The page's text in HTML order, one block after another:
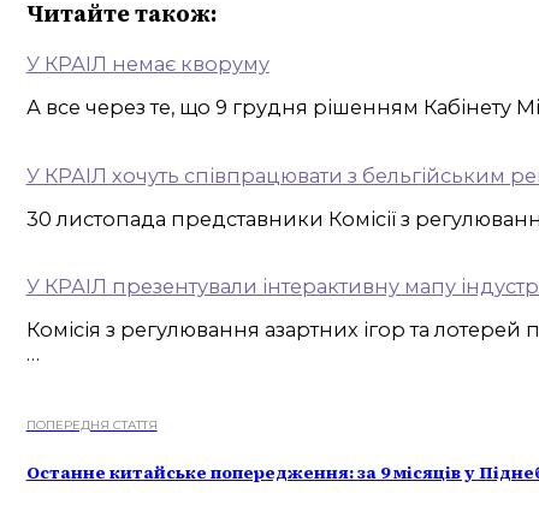
Читайте також:
У КРАІЛ немає кворуму
А все через те, що 9 грудня рішенням Кабінету
У КРАІЛ хочуть співпрацювати з бельгійським
30 листопада представники Комісії з
У КРАІЛ презентували інтерактивну мапу
Комісія з регулювання азартних ігор та
…
ПОПЕРЕДНЯ СТАТТЯ
Останне китайське попередження: за 9 місяців у